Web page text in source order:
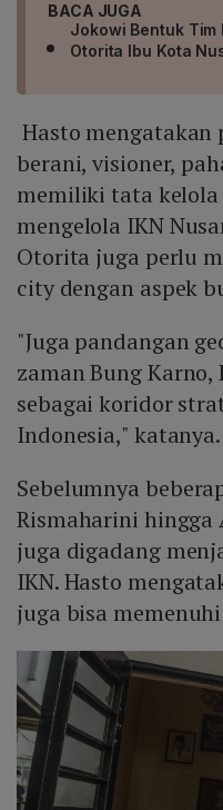
BACA JUGA
Jokowi Bentuk Tim
Otorita Ibu Kota
Hasto
berani, visioner,
memiliki tata
mengelola IKN
Otorita juga perlu
city dengan aspek
"Juga pandangan
zaman Bung
sebagai koridor
Indonesia," katanya.
Sebelumnya
Rismaharini hingga
juga digadang
IKN. Hasto
juga bisa